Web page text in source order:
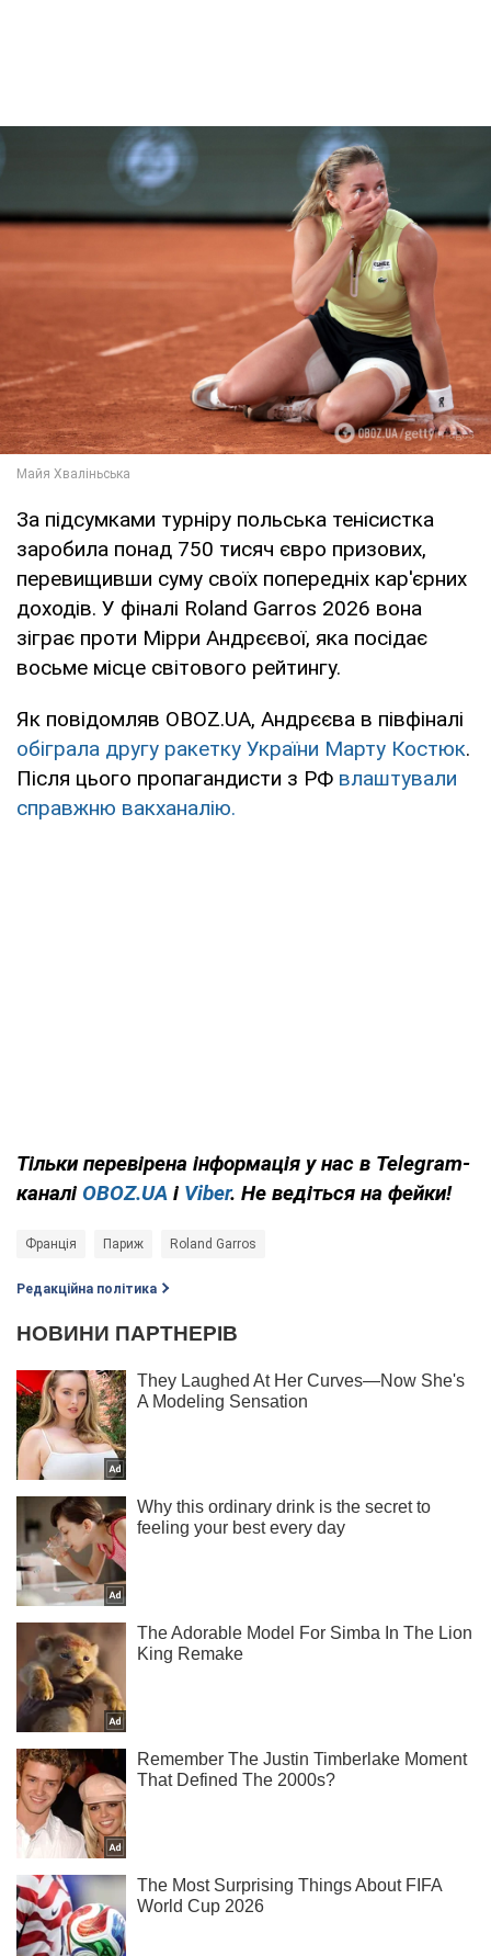
За підсумками турніру польська тенісистка
заробила понад 750 тисяч євро призових,
перевищивши суму своїх попередніх кар'єрних
доходів. У фіналі Roland Garros 2026 вона
зіграє проти Мірри Андрєєвої, яка посідає
восьме місце світового рейтингу.
Як повідомляв OBOZ.UA, Андрєєва в півфіналі
обіграла другу ракетку України Марту Костюк.
Після цього пропагандисти з РФ влаштували
справжню вакханалію.
Тільки перевірена інформація у нас в Telegram-
каналі OBOZ.UA і Viber. Не ведіться на фейки!
Франція Париж Roland Garros
Редакційна політика